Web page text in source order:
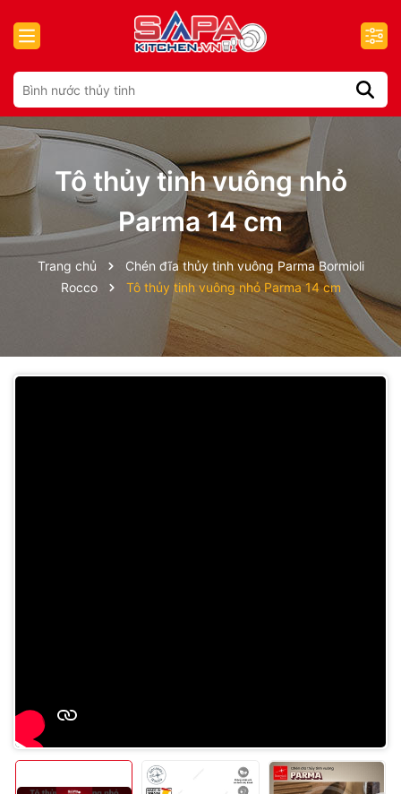
Tô thủy tinh vuông nhỏ
Parma 14 cm
Trang chủ
Chén đĩa thủy tinh vuông Parma Bormioli
Rocco
Tô thủy tinh vuông nhỏ Parma 14 cm